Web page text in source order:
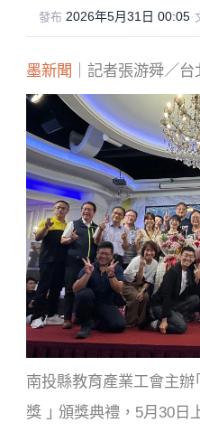
發布 2026年5月31日 00:05·
墨新聞 ｜記者張游舜／
南投縣教育產業工會主
獎 ｣ 頒獎典禮，5月30日